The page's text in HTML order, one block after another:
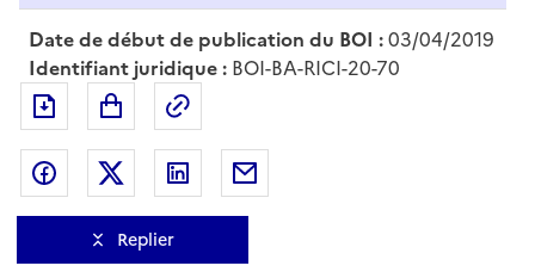
Date de début de publication du BOI :03/04/2019
Identifiant juridique : BOI-BA-RICI-20-70
Exporter le document au format pdf
Partager sur Facebook
Partager sur Twitter
Partager sur LinkedIn
Replier